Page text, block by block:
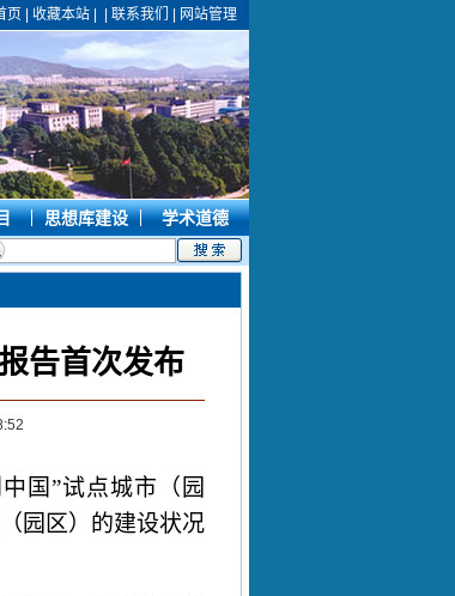
页 收藏本站 联系我们 网站管理
思想库建设 学术道德
告首次发布
国”试点城市（园
园区）的建设状况